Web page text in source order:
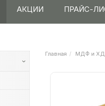
АКЦИИ ПРАЙС-
›
Главная МДФ и